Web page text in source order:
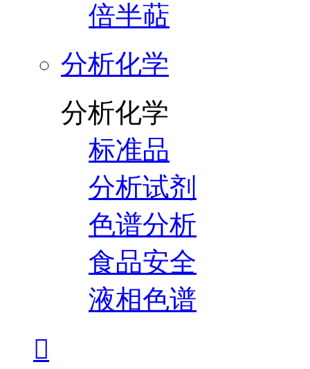
倍半萜
分析化学
分析化学
标准品
分析试剂
色谱分析
食品安全
液相色谱
